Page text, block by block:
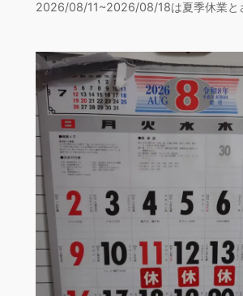
2026/08/11~2026/08/18は夏季休業と